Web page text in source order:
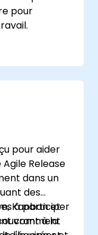
pour
précises à
(débit, temps
des
cycle,
de niveau de
pour aider
Release
dans un
des
Kanban et
comment
à participer
à la